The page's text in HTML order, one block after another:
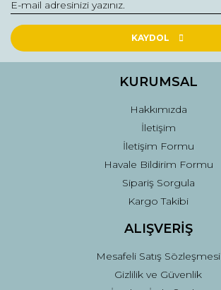
Bu ürüne benzer farklı alternatifler olmalı.
Gönder
KAYDOL
KURUMSAL
Hakkımızda
İletişim
İletişim Formu
Havale Bildirim Formu
Sipariş Sorgula
Kargo Takibi
ALIŞVERİŞ
Mesafeli Satış Sözleşmesi
Gizlilik ve Güvenlik